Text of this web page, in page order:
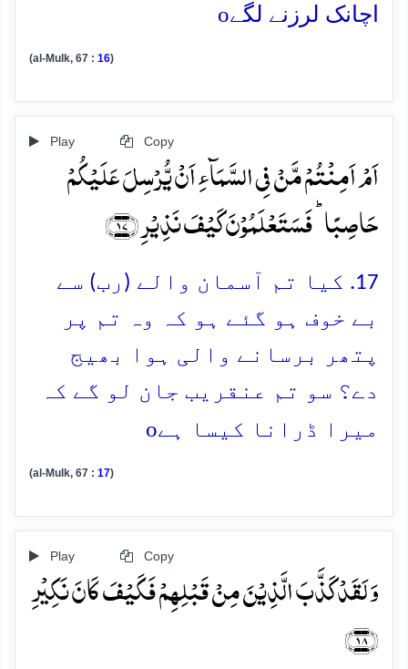
اچانک لرزنے لگےo
(al-Mulk, 67 : 16)
Play Copy
اَمۡ اَمِنۡتُمۡ مَّنۡ فِی السَّمَآءِ اَنۡ یُّرۡسِلَ عَلَیۡکُمۡ
حَاصِبًا ؕ فَسَتَعۡلَمُوۡنَ کَیۡفَ نَذِیۡرِ ﴿۱۷﴾
17. کیا تم آسمان والے (رب) سے
بے خوف ہو گئے ہو کہ وہ تم پر
پتھر برسانے والی ہوا بھیج
دے؟ سو تم عنقریب جان لو گے کہ
میرا ڈرانا کیسا ہےo
(al-Mulk, 67 : 17)
Play Copy
وَ لَقَدۡ کَذَّبَ الَّذِیۡنَ مِنۡ قَبۡلِہِمۡ فَکَیۡفَ کَانَ نَکِیۡرِ
﴿۱۸﴾